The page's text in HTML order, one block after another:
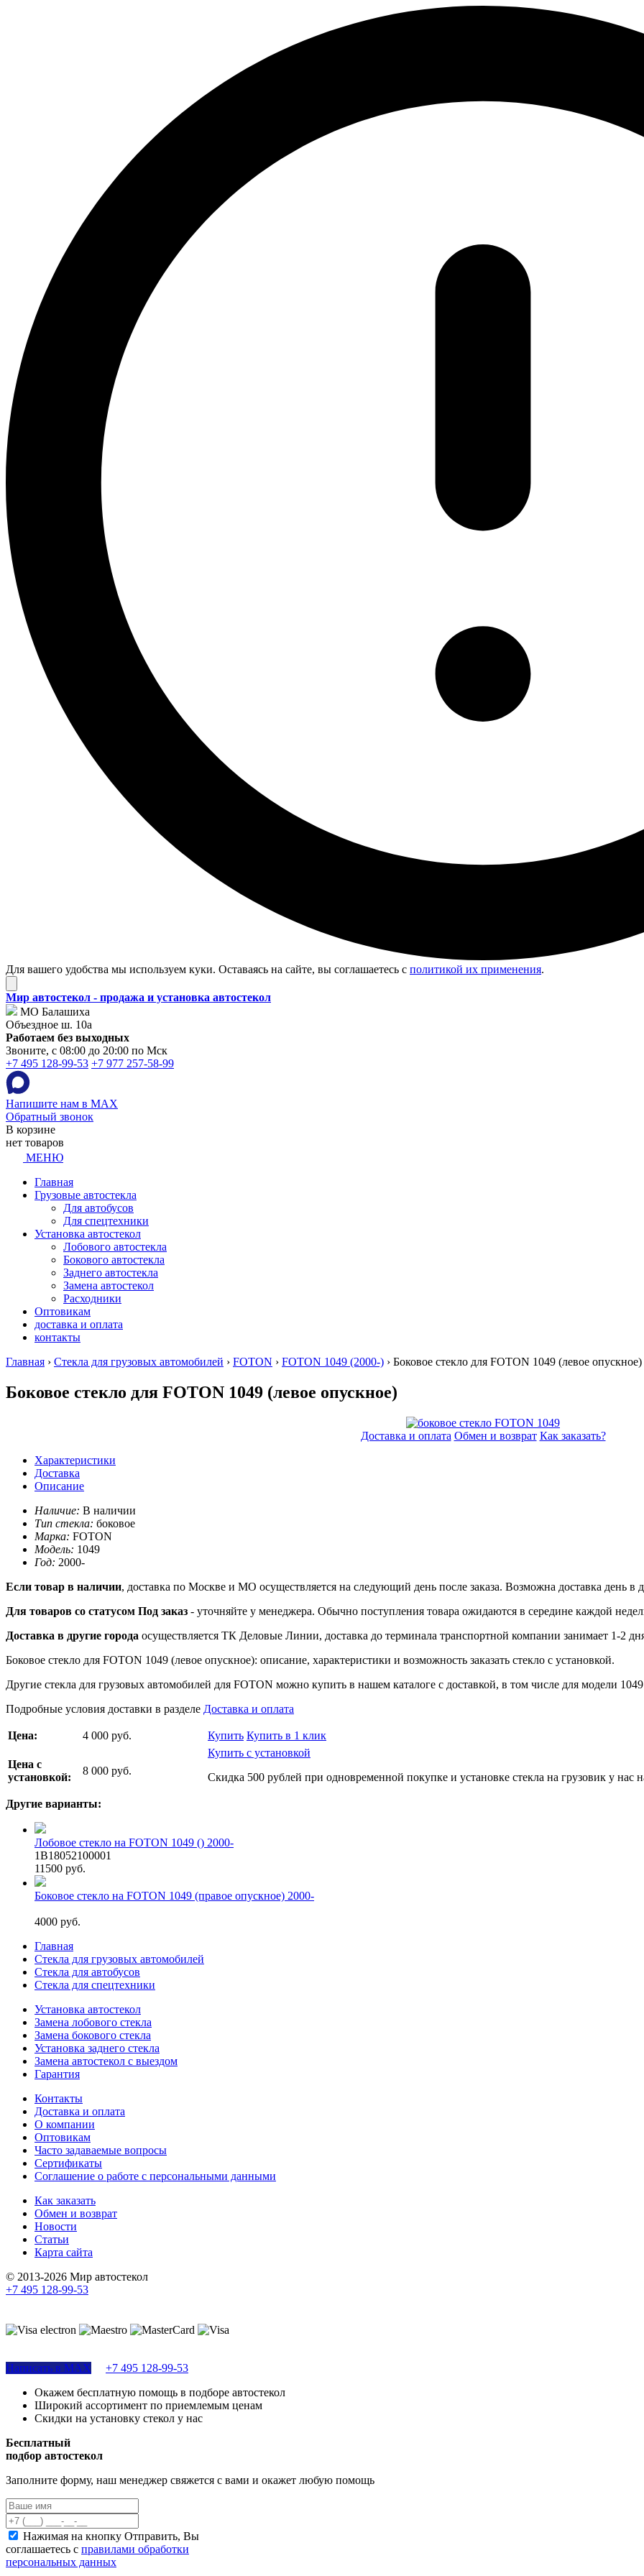
Для вашего удобства мы используем куки. Оставаясь на сайте, вы соглашаетесь с политикой их применения.
Мир автостекол - продажа и установка автостекол
МО Балашиха
Объездное ш. 10а
Работаем без выходных
Звоните, с 08:00 до 20:00 по Мск
+7 495 128-99-53 +7 977 257-58-99
Напишите нам в MAX
Обратный звонок
В корзине
нет товаров
МЕНЮ
Главная
Грузовые автостекла
Для автобусов
Для спецтехники
Установка автостекол
Лобового автостекла
Бокового автостекла
Заднего автостекла
Замена автостекол
Расходники
Оптовикам
доставка и оплата
контакты
Главная › Стекла для грузовых автомобилей › FOTON › FOTON 1049 (2000-) › Боковое стекло для FOTON 1049 (левое опускное)
Боковое стекло для FOTON 1049 (левое опускное)
Доставка и оплата Обмен и возврат Как заказать?
Характеристики
Доставка
Описание
Наличие: В наличии
Тип стекла: боковое
Марка: FOTON
Модель: 1049
Год: 2000-
Если товар в наличии, доставка по Москве и МО осуществляется на следующий день после заказа. Возможна доставка день в
Для товаров со статусом Под заказ - уточняйте у менеджера. Обычно поступления товара ожидаются в середине каждой
Доставка в другие города осуществляется ТК Деловые Линии, доставка до терминала транспортной компании занимает 1-2
Боковое стекло для FOTON 1049 (левое опускное): описание, характеристики и возможность заказать стекло с установкой.
Другие стекла для грузовых автомобилей для FOTON можно купить в нашем каталоге с доставкой, в том числе для модели 1049
Подробные условия доставки в разделе Доставка и оплата
Цена: 4 000 руб. Купить Купить в 1 клик
Цена с
установкой:
8 000 руб.
Купить с установкой
Скидка 500 рублей при одновременной покупке и установке стекла на грузовик у нас
Другие варианты:
Лобовое стекло на FOTON 1049 () 2000-
1B18052100001
11500 руб.
Боковое стекло на FOTON 1049 (правое опускное) 2000-
4000 руб.
Главная
Стекла для грузовых автомобилей
Стекла для автобусов
Стекла для спецтехники
Установка автостекол
Замена лобового стекла
Замена бокового стекла
Установка заднего стекла
Замена автостекол с выездом
Гарантия
Контакты
Доставка и оплата
О компании
Оптовикам
Часто задаваемые вопросы
Сертификаты
Соглашение о работе с персональными данными
Как заказать
Обмен и возврат
Новости
Статьи
Карта сайта
© 2013-2026 Мир автостекол
+7 495 128-99-53
Написать в MAX
+7 495 128-99-53
Окажем бесплатную помощь в подборе автостекол
Широкий ассортимент по приемлемым ценам
Скидки на установку стекол у нас
Бесплатный
подбор автостекол
Заполните форму, наш менеджер свяжется с вами и окажет любую помощь
Нажимая на кнопку Отправить, Вы
соглашаетесь с правилами обработки
персональных данных